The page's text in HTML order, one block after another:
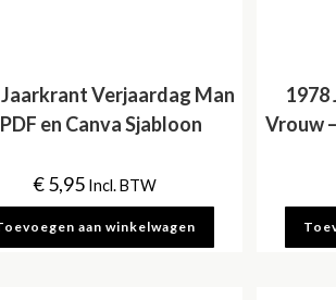
Jaarkrant Verjaardag Man
en Canva Sjabloon
€5,95 Incl. BTW
aan winkelwagen
1978
Vrouw